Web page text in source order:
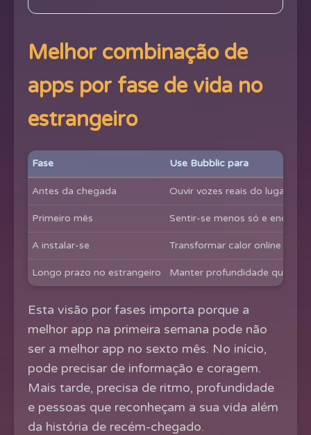
Melhor combinação de
apps por fase de vida no
estrangeiro
Fase Use Bubblic para
Antes da chegada Ouvir vozes reais do lugar e
Primeiro mês Sentir-se menos só e
A instalar-se Transformar calor online em
Longo prazo no estrangeiro Manter profundidade quando
Esta visão por fases importa porque a
melhor app na primeira semana pode não
ser a melhor app no sexto mês. No início,
pode precisar de informação e coragem.
Mais tarde, precisa de ritmo, profundidade
e pessoas que reconheçam a sua vida além
da história de recém-chegado.